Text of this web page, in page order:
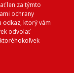
len za týmto
ochrany
odkaz, ktorý vám
odvolať